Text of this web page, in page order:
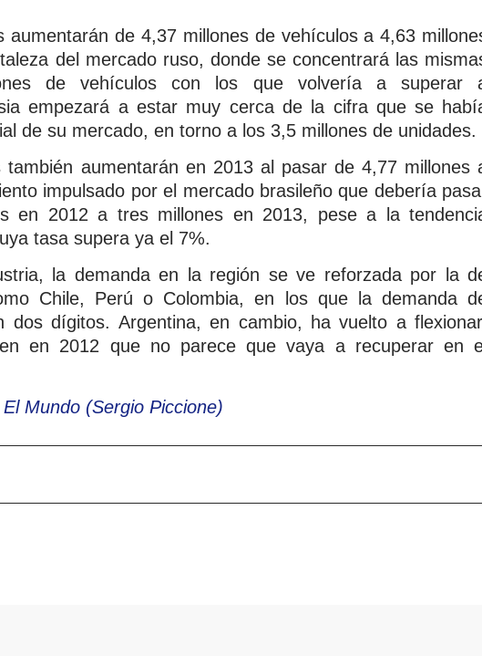
aumentarán de 4,37 millones de vehículos a 4,63
del mercado ruso, donde se concentrará las
de vehículos con los que volvería a superar
empezará a estar muy cerca de la cifra que se
de su mercado, en torno a los 3,5 millones de unidades.
aumentarán en 2013 al pasar de 4,77 millones
impulsado por el mercado brasileño que debería
en 2012 a tres millones en 2013, pese a la
tasa supera ya el 7%.
la demanda en la región se ve reforzada por la
Chile, Perú o Colombia, en los que la demanda
dos dígitos. Argentina, en cambio, ha vuelto a
en 2012 que no parece que vaya a recuperar en
Mundo (Sergio Piccione)